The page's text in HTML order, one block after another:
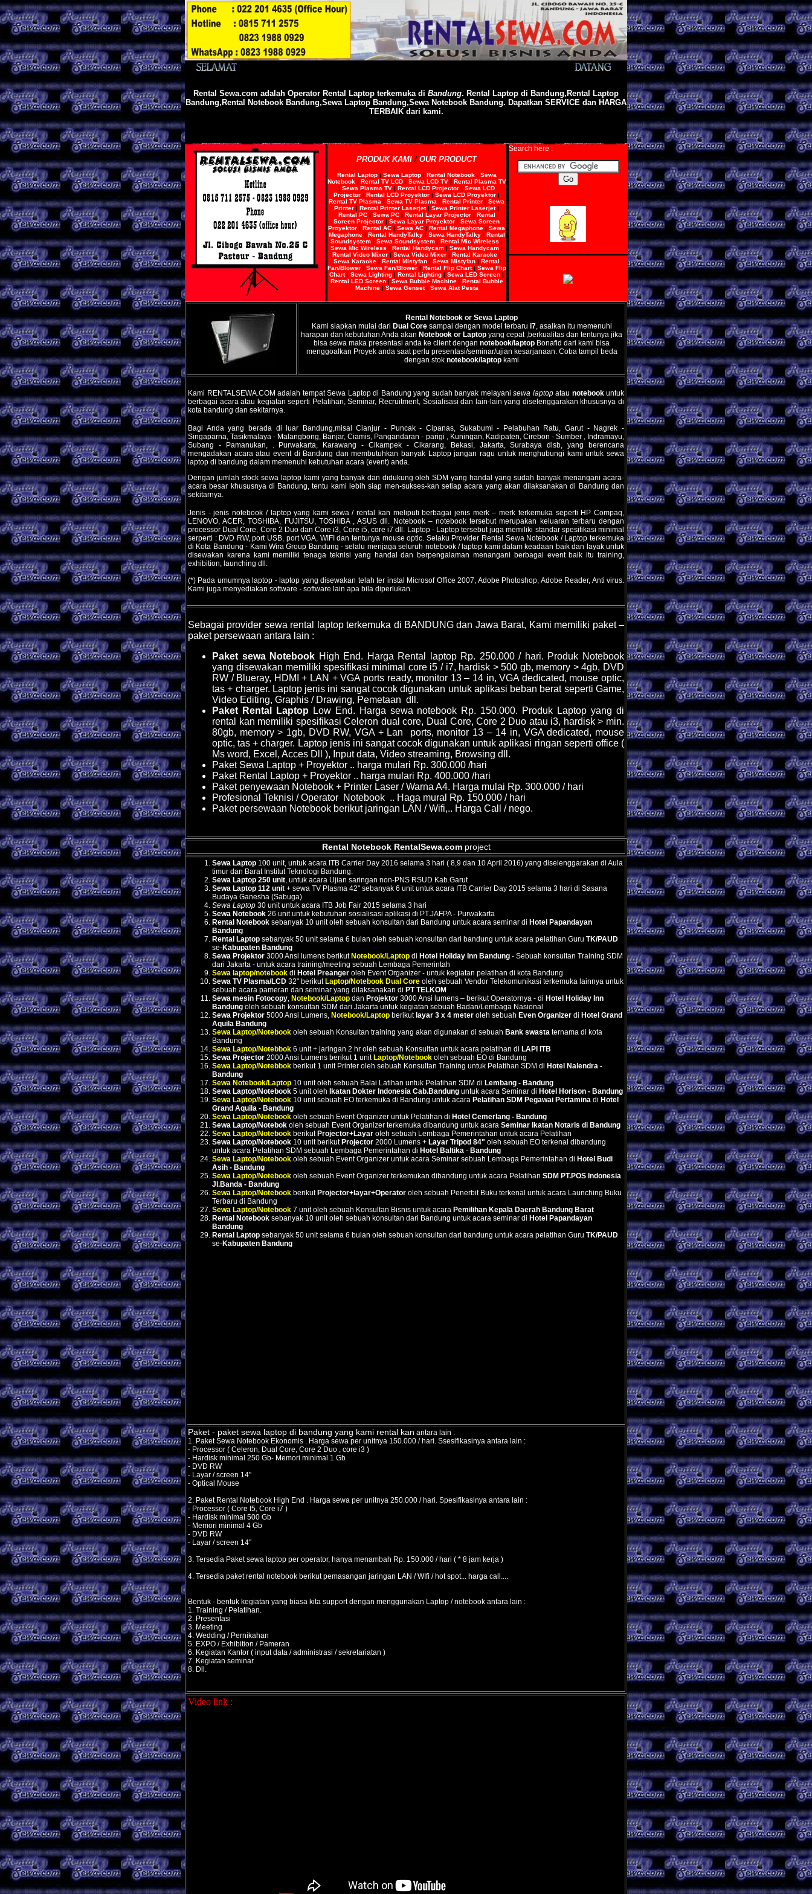
Rental Sewa.com adalah Operator Rental Laptop terkemuka di Bandung. Rental Laptop di Bandung,Rental Laptop
Bandung,Rental Notebook Bandung,Sewa Laptop Bandung,Sewa Notebook Bandung. Dapatkan SERVICE dan HARGA
TERBAIK dari kami.
PRODUK KAMI / OUR PRODUCT
Rental Laptop| Sewa Laptop| Rental Notebook| Sewa
Notebook| Rental TV LCD| Sewa LCD TV| Rental Plasma TV
| Sewa Plasma TV | Rental LCD Projector | Sewa LCD
Projector | Rental LCD Proyektor | Sewa LCD Proyektor |
Rental TV Plasma | Sewa TV Plasma | Rental Printer | Sewa
Printer | Rental Printer Laserjet| Sewa Printer Laserjet|
Rental PC| Sewa PC| Rental Layar Projector| Rental
Screen Projector | Sewa Layar Proyektor | Sewa Screen
Proyektor | Rental AC | Sewa AC | Rental Megaphone | Sewa
Megaphone| Rental HandyTalky| Sewa HandyTalky| Rental
Soundsystem | Sewa Soundsystem | Rental Mic Wireless |
Sewa Mic Wireless | Rental Handycam | Sewa Handycam |
Rental Video Mixer | Sewa Video Mixer | Rental Karaoke |
Sewa Karaoke | Rental Mistyfan | Sewa Mistyfan | Rental
Fan/Blower| Sewa Fan/Blower | Rental Flip Chart| Sewa Flip
Chart| Sewa Lighting | Rental Lighting | Sewa LED Screen |
Rental LED Screen| Sewa Bubble Machine| Rental Bubble
Machine| Sewa Genset| Sewa Alat Pesta
Search here :
Rental Notebook or Sewa Laptop
Kami siapkan mulai dari Dual Coresampai dengan model terbaru i7, asalkan itu memenuhi
harapan dan kebutuhan Anda akan Notebook or Laptop yang cepat ,berkualitas dan tentunya jika
bisa sewa maka presentasi anda ke client dengan notebook/laptop Bonafid dari kami bisa
menggoalkan Proyek anda saat perlu presentasi/seminar/ujian kesarjanaan. Coba tampil beda
dengan stok notebook/laptop kami
Kami RENTALSEWA.COM adalah tempatSewa Laptop di Bandung yang sudah banyak melayani sewa laptopatau notebookuntuk
berbagai acara atau kegiatan seperti Pelatihan, Seminar, Recruitment, Sosialisasi dan lain-lain yang diselenggarakan khususnya di
kota bandung dan sekitarnya.
Bagi Andayang berada di luar Bandung,misal Cianjur - Puncak - Cipanas, Sukabumi - Pelabuhan Ratu, Garut - Nagrek -
Singaparna, Tasikmalaya - Malangbong, Banjar, Ciamis, Pangandaran - parigi , Kuningan, Kadipaten, Cirebon - Sumber , Indramayu,
Subang - Pamanukan, . Purwakarta, Karawang - Cikampek - Cikarang, Bekasi, Jakarta, Surabaya dlsb, yang berencana
mengadakan acara atau event di Bandung dan membutuhkan banyak Laptop jangan ragu untuk menghubungi kami untuk sewa
laptop di bandung dalam memenuhi kebutuhan acara (event) anda.
Dengan jumlah stock sewa laptopkami yang banyak dan didukung oleh SDM yang handal yang sudah banyak menangani acara-
acara besar khususnya di Bandung, tentu kami lebih siap men-sukses-kan setiap acara yang akan dilaksanakan di Bandung dan
sekitarnya.
Jenis - jenis notebook / laptop yang kami sewa / rental kan meliputi berbagai jenis merk – merk terkemuka seperti HP Compaq,
LENOVO, ACER, TOSHIBA, FUJITSU, TOSHIBA , ASUS dll. Notebook – notebook tersebut merupakan keluaran terbaru dengan
processor Dual Core, Core 2 Duo dan Core i3, Core i5, core i7 dll. Laptop - Laptop tersebut juga memiliki standar spesifikasi minimal
serperti : DVD RW, port USB, port VGA, WIFI dan tentunya mouse optic. Selaku Provider Rental Sewa Notebook / Laptop terkemuka
di Kota Bandung - Kami Wira Group Bandung - selalu menjaga seluruh notebook / laptop kami dalam keadaan baik dan layak untuk
disewakan karena kami memiliki tenaga teknisi yang handal dan berpengalaman menangani berbagai event baik itu training,
exhibition, launching dll.
(*) Pada umumnya laptop - laptop yang disewakan telah ter instal Microsof Office 2007, Adobe Photoshop, Adobe Reader, Anti virus.
Kami juga menyediakan software - software lain apa bila diperlukan.
Sebagai provider sewa rental laptop terkemuka di BANDUNG dan Jawa Barat, Kami memiliki paket –
paket persewaan antara lain :
Paket sewa Notebook High End. Harga Rental laptop Rp. 250.000 / hari. Produk Notebook
yang disewakan memiliki spesifikasi minimal core i5 / i7, hardisk > 500 gb, memory > 4gb, DVD
RW / Blueray, HDMI + LAN + VGA ports ready, monitor 13 – 14 in, VGA dedicated, mouse optic,
tas + charger. Laptop jenis ini sangat cocok digunakan untuk aplikasi beban berat seperti Game,
Video Editing, Graphis / Drawing, Pemetaan dll.
Paket Rental LaptopLow End. Harga sewa notebook Rp. 150.000. Produk Laptop yang di
rental kan memiliki spesifikasi Celeron dual core, Dual Core, Core 2 Duo atau i3, hardisk > min.
80gb, memory > 1gb, DVD RW, VGA + Lan ports, monitor 13 – 14 in, VGA dedicated, mouse
optic, tas + charger. Laptop jenis ini sangat cocok digunakan untuk aplikasi ringan seperti office (
Ms word, Excel, Acces Dll ), Input data, Video streaming, Browsing dll.
Paket Sewa Laptop + Proyektor .. harga mulari Rp. 300.000 /hari
Paket Rental Laptop + Proyektor .. harga mulari Rp. 400.000 /hari
Paket penyewaan Notebook + Printer Laser / Warna A4. Harga mulai Rp. 300.000 / hari
Profesional Teknisi / Operator Notebook .. Haga mural Rp. 150.000 / hari
Paket persewaan Notebook berikut jaringan LAN / Wifi,.. Harga Call / nego.
Rental Notebook RentalSewa.comproject
Sewa Laptop 100 unit, untuk acara ITB Carrier Day 2016 selama 3 hari ( 8,9 dan 10 April 2016) yang diselenggarakan di Aula
timur dan Barat Institut Teknologi Bandung.
Sewa Laptop 250 unit, untuk acara Ujian saringan non-PNS RSUD Kab.Garut
Sewa Laptop 112 unit + sewa TV Plasma 42" sebanyak 6 unit untuk acara ITB Carrier Day 2015 selama 3 hari di Sasana
Budaya Ganesha (Sabuga)
Sewa Laptop 30 unit untuk acara ITB Job Fair 2015 selama 3 hari
Sewa Notebook 26 unit untuk kebutuhan sosialisasi aplikasi di PT.JAFPA - Purwakarta
Rental Notebook sebanyak 10 unit oleh sebuah konsultan dari Bandung untuk acara seminar di Hotel Papandayan
Bandung
Rental Laptop sebanyak 50 unit selama 6 bulan oleh sebuah konsultan dari bandung untuk acara pelatihan Guru TK/PAUD
se-Kabupaten Bandung
Sewa Projektor 3000 Ansi lumens berikut Notebook/Laptop di Hotel Holiday Inn Bandung - Sebuah konsultan Training SDM
dari Jakarta - untuk acara training/meeting sebuah Lembaga Pemerintah
Sewa laptop/notebook di Hotel Preanger oleh Event Organizer - untuk kegiatan pelatihan di kota Bandung
Sewa TV Plasma/LCD 32" berikut Laptop/Notebook Dual Core oleh sebuah Vendor Telekomunikasi terkemuka lainnya untuk
sebuah acara pameran dan seminar yang dilaksanakan di PT TELKOM
Sewa mesin Fotocopy, Notebook/Laptop dan Projektor 3000 Ansi lumens – berikut Operatornya - di Hotel Holiday Inn
Bandung oleh sebuah konsultan SDM dari Jakarta untuk kegiatan sebuah Badan/Lembaga Nasional
Sewa Projektor 5000 Ansi Lumens, Notebook/Laptop berikut layar 3 x 4 meter oleh sebuah Even Organizer di Hotel Grand
Aquila Bandung
Sewa Laptop/Notebook oleh sebuah Konsultan training yang akan digunakan di sebuah Bank swasta ternama di kota
Bandung
Sewa Laptop/Notebbok 6 unit + jaringan 2 hr oleh sebuah Konsultan untuk acara pelatihan di LAPI ITB
Sewa Projector 2000 Ansi Lumens berikut 1 unit Laptop/Notebook oleh sebuah EO di Bandung
Sewa Laptop/Notebbok berikut 1 unit Printer oleh sebuah Konsultan Training untuk Pelatihan SDM di Hotel Nalendra -
Bandung
Sewa Notebook/Laptop 10 unit oleh sebuah Balai Latihan untuk Pelatihan SDM di Lembang - Bandung
Sewa Laptop/Notebook 5 unit oleh Ikatan Dokter Indonesia Cab.Bandung untuk acara Seminar di Hotel Horison - Bandung
Sewa Laptop/Notebook 10 unit sebuah EO terkemuka di Bandung untuk acara Pelatihan SDM Pegawai Pertamina di Hotel
Grand Aquila - Bandung
Sewa Laptop/Notebook oleh sebuah Event Organizer untuk Pelatihan di Hotel Cemerlang - Bandung
Sewa Laptop/Notebok oleh sebuah Event Organizer terkemuka dibandung untuk acara Seminar Ikatan Notaris di Bandung
Sewa Laptop/Notebook berikut Projector+Layar oleh sebuah Lembaga Pemerintahan untuk acara Pelatihan
Sewa Laptop/Notebook 10 unit berikut Projector 2000 Lumens + Layar Tripod 84" oleh sebuah EO terkenal dibandung
untuk acara Pelatihan SDM sebuah Lembaga Pemerintahan di Hotel Baltika - Bandung
Sewa Laptop/Notebook oleh sebuah Event Organizer untuk acara Seminar sebuah Lembaga Pemerintahan di Hotel Budi
Asih - Bandung
Sewa Laptop/Notebook oleh sebuah Event Organizer terkemukan dibandung untuk acara Pelatihan SDM PT.POS Indonesia
Jl.Banda - Bandung
Sewa Laptop/Notebook berikut Projector+layar+Operator oleh sebuah Penerbit Buku terkenal untuk acara Launching Buku
Terbaru di Bandung
Sewa Laptop/Notebook 7 unit oleh sebuah Konsultan Bisnis untuk acara Pemilihan Kepala Daerah Bandung Barat
Rental Notebook sebanyak 10 unit oleh sebuah konsultan dari Bandung untuk acara seminar di Hotel Papandayan
Bandung
Rental Laptop sebanyak 50 unit selama 6 bulan oleh sebuah konsultan dari bandung untuk acara pelatihan Guru TK/PAUD
se-Kabupaten Bandung
Paket - paket sewa laptop di bandung yang kami rental kan antara lain :
1. Paket Sewa Notebook Ekonomis . Harga sewa per unitnya 150.000 / hari. Ssesifikasinya antara lain :
- Processor ( Celeron, Dual Core, Core 2 Duo , core i3 )
- Hardisk minimal 250 Gb- Memori minimal 1 Gb
- DVD RW
- Layar / screen 14"
- Optical Mouse
2. Paket Rental Notebook High End . Harga sewa per unitnya 250.000 / hari. Spesifikasinya antara lain :
- Processor ( Core I5, Core i7 )
- Hardisk minimal 500 Gb
- Memori minimal 4 Gb
- DVD RW
- Layar / screen 14"
3. Tersedia Paket sewa laptop per operator, hanya menambah Rp. 150.000 / hari ( * 8 jam kerja )
4. Tersedia paket rental notebook berikut pemasangan jaringan LAN / WIfi / hot spot... harga call....
Bentuk - bentuk kegiatan yang biasa kita support dengan menggunakan Laptop / notebook antara lain :
1. Training / Pelatihan.
2. Presentasi
3. Meeting
4. Wedding / Pernikahan
5. EXPO / Exhibition / Pameran
6. Kegiatan Kantor ( input data / administrasi / sekretariatan )
7. Kegiatan seminar.
8. Dll.
Video link :